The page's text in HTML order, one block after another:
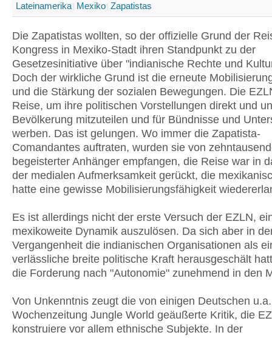
Lateinamerika Mexiko Zapatistas
Die Zapatistas wollten, so der offizielle Grund der
Kongress in Mexiko-Stadt ihren Standpunkt zu der
Gesetzesinitiative über "indianische Rechte und
Doch der wirkliche Grund ist die erneute
und die Stärkung der sozialen Bewegungen. Die
Reise, um ihre politischen Vorstellungen direkt und
Bevölkerung mitzuteilen und für Bündnisse und
werben. Das ist gelungen. Wo immer die Zapatista-
Comandantes auftraten, wurden sie von
begeisterter Anhänger empfangen, die Reise war in
der medialen Aufmerksamkeit gerückt, die
hatte eine gewisse Mobilisierungsfähigkeit
Es ist allerdings nicht der erste Versuch der EZLN,
mexikoweite Dynamik auszulösen. Da sich aber in
Vergangenheit die indianischen Organisationen als
verlässliche breite politische Kraft herausgeschält
die Forderung nach "Autonomie" zunehmend in den
Von Unkenntnis zeugt die von einigen Deutschen
Wochenzeitung Jungle World geäußerte Kritik, die
konstruiere vor allem ethnische Subjekte. In der